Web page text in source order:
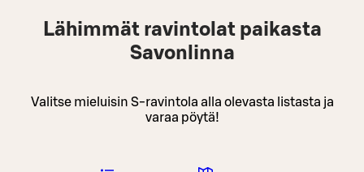
Lähimmät ravintolat paikasta
Savonlinna
Valitse mieluisin S-ravintola alla olevasta listasta ja
varaa pöytä!